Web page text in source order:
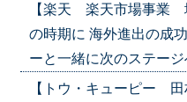
【楽天 楽天市場事業
の時期に 海外進出の成
ーと一緒に次のステー
【トウ・キューピー